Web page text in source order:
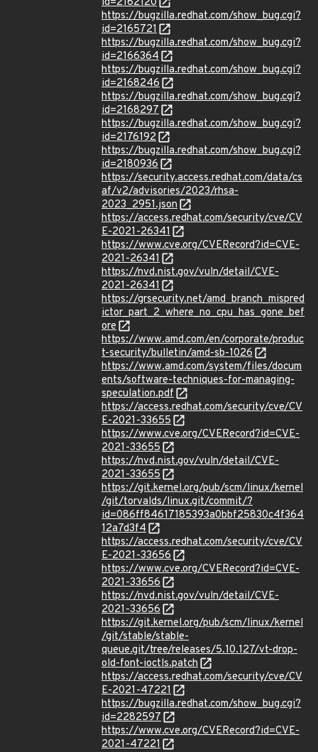
https://bugzilla.redhat.com/show_bug.cgi?
id=2165721
https://bugzilla.redhat.com/show_bug.cgi?
id=2166364
https://bugzilla.redhat.com/show_bug.cgi?
id=2168246
https://bugzilla.redhat.com/show_bug.cgi?
id=2168297
https://bugzilla.redhat.com/show_bug.cgi?
id=2176192
https://bugzilla.redhat.com/show_bug.cgi?
id=2180936
https://security.access.redhat.com/data/cs
af/v2/advisories/2023/rhsa-
2023_2951.json
https://access.redhat.com/security/cve/CV
E-2021-26341
https://www.cve.org/CVERecord?id=CVE-
2021-26341
https://nvd.nist.gov/vuln/detail/CVE-
2021-26341
https://grsecurity.net/amd_branch_mispred
ictor_part_2_where_no_cpu_has_gone_bef
ore
https://www.amd.com/en/corporate/produc
t-security/bulletin/amd-sb-1026
https://www.amd.com/system/files/docum
ents/software-techniques-for-managing-
speculation.pdf
https://access.redhat.com/security/cve/CV
E-2021-33655
https://www.cve.org/CVERecord?id=CVE-
2021-33655
https://nvd.nist.gov/vuln/detail/CVE-
2021-33655
https://git.kernel.org/pub/scm/linux/kernel
/git/torvalds/linux.git/commit/?
id=086ff84617185393a0bbf25830c4f364
12a7d3f4
https://access.redhat.com/security/cve/CV
E-2021-33656
https://www.cve.org/CVERecord?id=CVE-
2021-33656
https://nvd.nist.gov/vuln/detail/CVE-
2021-33656
https://git.kernel.org/pub/scm/linux/kernel
/git/stable/stable-
queue.git/tree/releases/5.10.127/vt-drop-
old-font-ioctls.patch
https://access.redhat.com/security/cve/CV
E-2021-47221
https://bugzilla.redhat.com/show_bug.cgi?
id=2282597
https://www.cve.org/CVERecord?id=CVE-
2021-47221